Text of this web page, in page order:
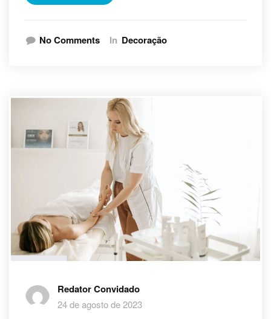
No Comments In Decoração
Redator Convidado
24 de agosto de 2023